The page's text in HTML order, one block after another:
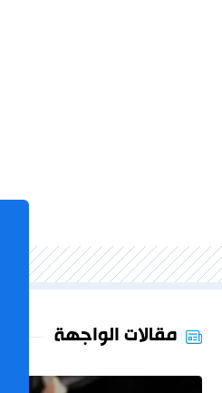
مقالات الواجهة